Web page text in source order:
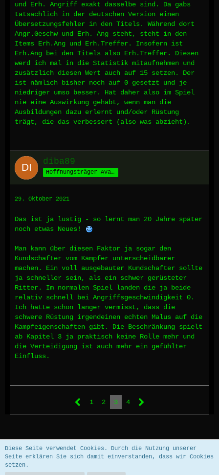
und Erh. Angriff exakt dasselbe sind. Da gabs
tatsächlich in der deutschen Version einen
Übersetzungsfehler in den Titels. Während dort
Angr.Geschw und Erh. Ang steht, steht in den
Items Erh.Ang und Erh.Treffer. Insofern ist
Erh.Ang bei den Titels also Erh.Treffer. Diesen
werd ich mal in die Statistik mitaufnehmen und
zusätzlich diesen Wert auch auf 15 setzen. Der
ist nämlich bisher noch auf 0 gesetzt und je
niedriger umso besser. Hat daher also im Spiel
nie eine Auswirkung gehabt, wenn man die
Ausbildungen dazu erlernt und/oder Rüstung
trägt, die das verbessert (also was abzieht).
diba89
Hoffnungsträger Avalons
29. Oktober 2021
Das ist ja lustig - so lernt man 20 Jahre später
noch etwas Neues!
Man kann über diesen Faktor ja sogar den
Kundschafter vom Kämpfer unterscheidbarer
machen. Ein voll ausgebauter Kundschafter sollte
ja schneller sein, als ein schwer gerüsteter
Ritter. Im normalen Spiel landen die ja beide
relativ schnell bei Angriffsgeschwindigkeit 0.
Ich hatte schon länger vermisst, dass die
schwere Rüstung irgendeinen echten Malus auf die
Kampfeigenschaften gibt. Die Beschränkung spielt
ab Kapitel 3 ja praktisch keine Rolle mehr und
die Verteidigung ist auch mehr ein gefühlter
Einfluss.
1 2 3 4
Diese Seite verwendet Cookies. Durch die Nutzung unserer
Seite erklären Sie sich damit einverstanden, dass wir Cookies
setzen.